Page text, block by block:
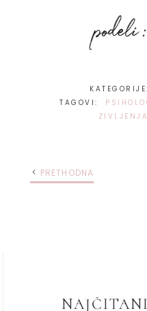
TAGOVI:
ZIVLJENJA
PRETHODNA